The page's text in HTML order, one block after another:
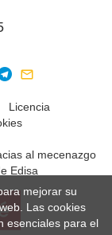
Licencia
al mecenazgo
Edisa
mejorar su
Las cookies
esenciales para el